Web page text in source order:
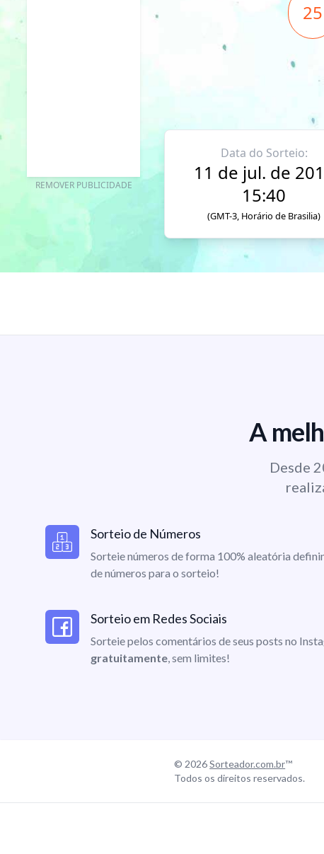
REMOVER PUBLICIDADE
25
Data do Sorteio:
11 de jul. de
15:40
(GMT-3, Horário de Brasilia)
A
Desde
Sorteio de Números
Sorteie números de forma 100% aleatória
de números para o sorteio!
Sorteio em Redes Sociais
Sorteie pelos comentários de seus posts no
gratuitamente, sem limites!
© 2026Sorteador.com.br™
Todos os direitos reservados.